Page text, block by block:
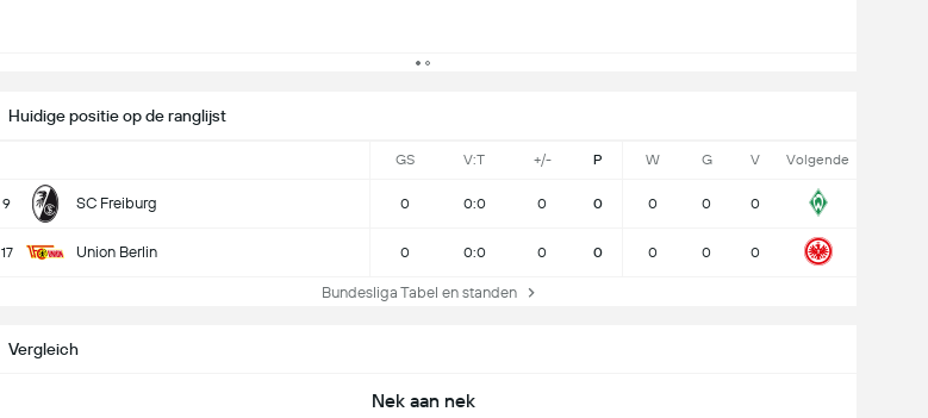
Huidige positie op de ranglijst
GS V:T +/- P W G V Volgende
9 SC Freiburg 0 0:0 0 0 0 0 0
17 Union Berlin 0 0:0 0 0 0 0 0
Bundesliga Tabel en standen
Vergleich
Nek aan nek